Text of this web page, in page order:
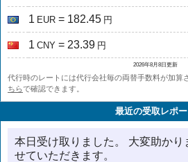
1 EUR = 182.45 円
1 CNY = 23.39 円
2026年8月8日更新
代行時のレートには代行会社毎の両替手数料が加算
ちらで確認できます。
最近の受取レポー
本日受け取りました。 大変助かり
せていただきます。